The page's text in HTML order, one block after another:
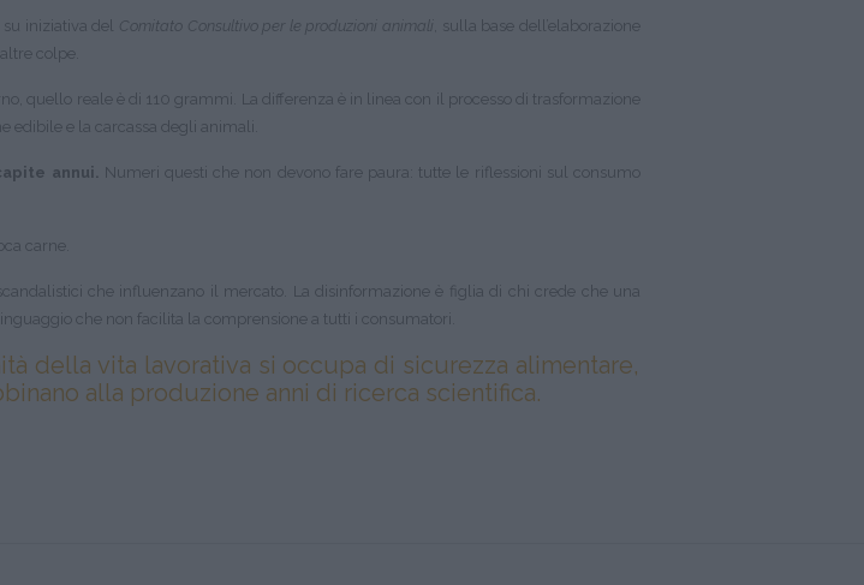
, su iniziativa del Comitato Consultivo per le produzioni animali , sulla base dell’elaborazione
colpe.
quello reale è di 110 grammi. La differenza è in linea con il processo di trasformazione
edibile e la carcassa degli animali.
annui. Numeri questi che non devono fare paura: tutte le riflessioni sul consumo
carne.
che influenzano il mercato. La disinformazione è figlia di chi crede che una
che non facilita la comprensione a tutti i consumatori.
della vita lavorativa si occupa di sicurezza alimentare,
alla produzione anni di ricerca scientifica.